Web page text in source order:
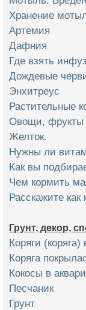
Хранение
Артемия
Дафния
Где взять
Дождевые
Энхитреус
Растительные
Овощи, фрукты
Желток.
Нужны ли
Как вы
Чем кормить
Расскажите как
Грунт, декор,
Коряги
Коряга
Кокосы в
Песчаник
Грунт